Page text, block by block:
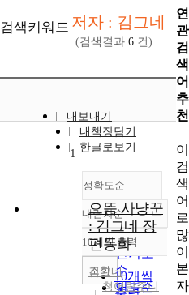
검색키워드 저자 : 김그네
(검색결과 6 건)
내보내기
내책장담기
한글로보기
정확도순
정확도
순
인기도
순
연도순
내림차순
내림차순
10개씩 출력
10개씩
조회
1
으뜸 사냥꾼
: 김그네 장
편동화
김그네
청어람주니
연
관
검
색
어
추
천
이
검
색
어
로
많
이
본
자